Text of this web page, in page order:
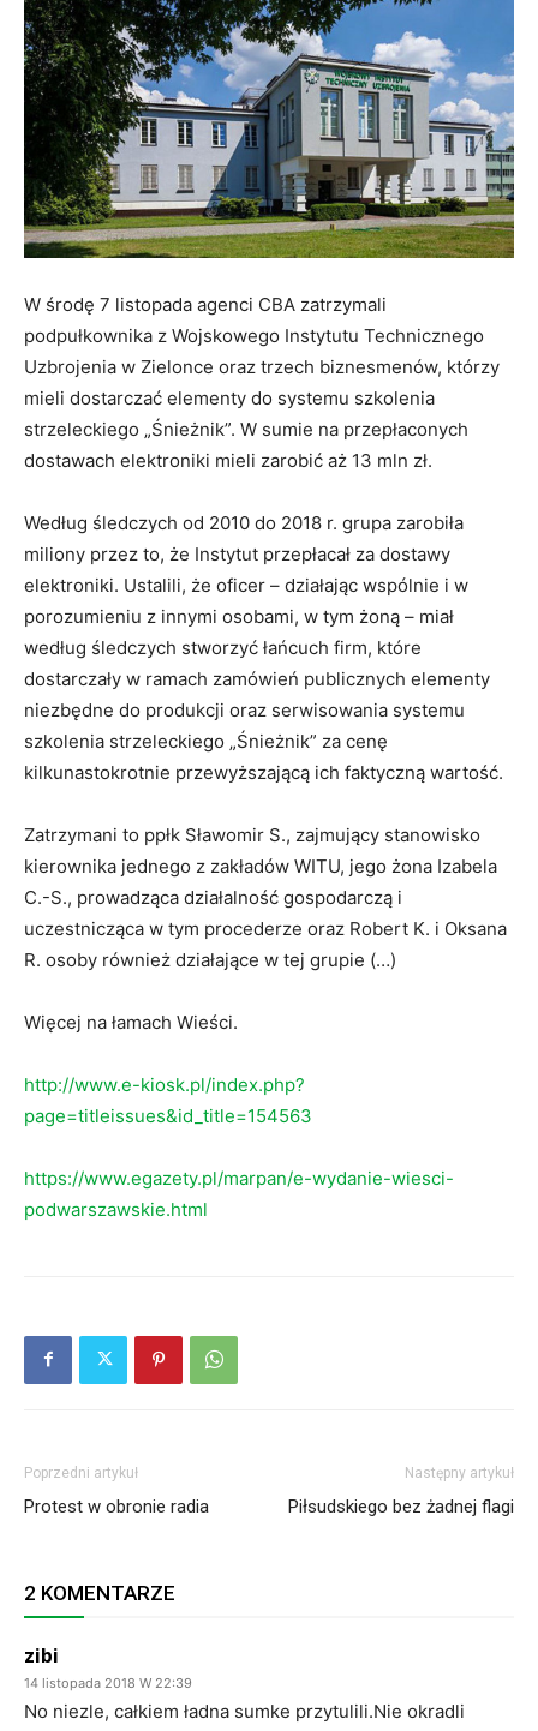
W środę 7 listopada agenci CBA zatrzymali
podpułkownika z Wojskowego Instytutu Technicznego
Uzbrojenia w Zielonce oraz trzech biznesmenów, którzy
mieli dostarczać elementy do systemu szkolenia
strzeleckiego „Śnieżnik”. W sumie na przepłaconych
dostawach elektroniki mieli zarobić aż 13 mln zł.
Według śledczych od 2010 do 2018 r. grupa zarobiła
miliony przez to, że Instytut przepłacał za dostawy
elektroniki. Ustalili, że oficer – działając wspólnie i w
porozumieniu z innymi osobami, w tym żoną – miał
według śledczych stworzyć łańcuch firm, które
dostarczały w ramach zamówień publicznych elementy
niezbędne do produkcji oraz serwisowania systemu
szkolenia strzeleckiego „Śnieżnik” za cenę
kilkunastokrotnie przewyższającą ich faktyczną wartość.
Zatrzymani to ppłk Sławomir S., zajmujący stanowisko
kierownika jednego z zakładów WITU, jego żona Izabela
C.-S., prowadząca działalność gospodarczą i
uczestnicząca w tym procederze oraz Robert K. i Oksana
R. osoby również działające w tej grupie (…)
Więcej na łamach Wieści.
http://www.e-kiosk.pl/index.php?
page=titleissues&id_title=154563
https://www.egazety.pl/marpan/e-wydanie-wiesci-
podwarszawskie.html
Poprzedni artykuł
Protest w obronie radia
Następny artykuł
Piłsudskiego bez żadnej flagi
2 KOMENTARZE
zibi
14 listopada 2018 W 22:39
No niezle, całkiem ładna sumke przytulili.Nie okradli